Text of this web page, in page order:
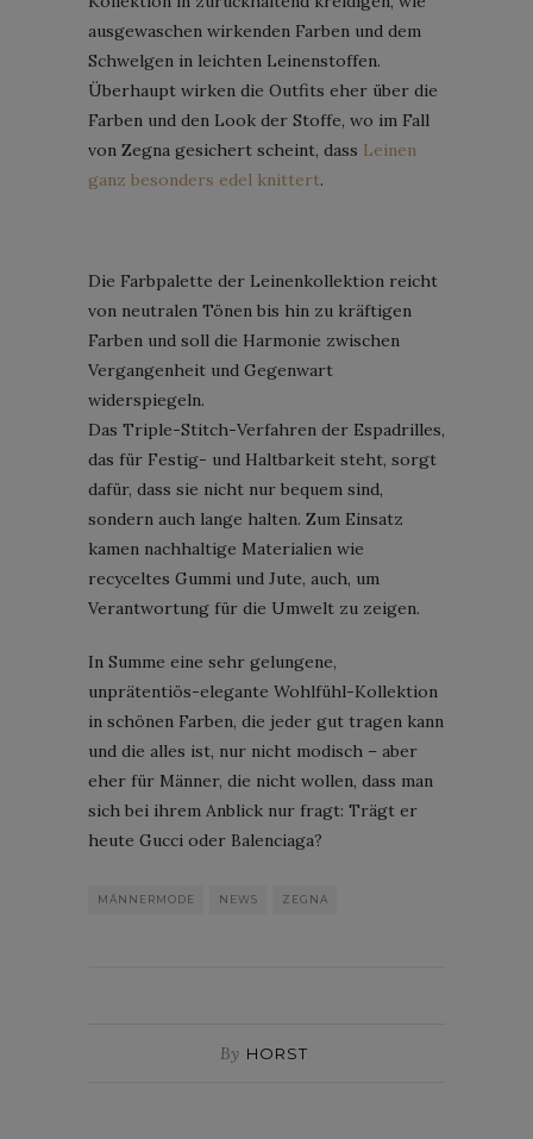
ausgewaschen wirkenden Farben und dem
Schwelgen in leichten Leinenstoffen.
Überhaupt wirken die Outfits eher über die
Farben und den Look der Stoffe, wo im Fall
von Zegna gesichert scheint, dass Leinen
ganz besonders edel knittert.
Die Farbpalette der Leinenkollektion reicht
von neutralen Tönen bis hin zu kräftigen
Farben und soll die Harmonie zwischen
Vergangenheit und Gegenwart
widerspiegeln.
Das Triple-Stitch-Verfahren der Espadrilles,
das für Festig- und Haltbarkeit steht, sorgt
dafür, dass sie nicht nur bequem sind,
sondern auch lange halten. Zum Einsatz
kamen nachhaltige Materialien wie
recyceltes Gummi und Jute, auch, um
Verantwortung für die Umwelt zu zeigen.
In Summe eine sehr gelungene,
unprätentiös-elegante Wohlfühl-Kollektion
in schönen Farben, die jeder gut tragen kann
und die alles ist, nur nicht modisch – aber
eher für Männer, die nicht wollen, dass man
sich bei ihrem Anblick nur fragt: Trägt er
heute Gucci oder Balenciaga?
MÄNNERMODE NEWS ZEGNA
By HORST